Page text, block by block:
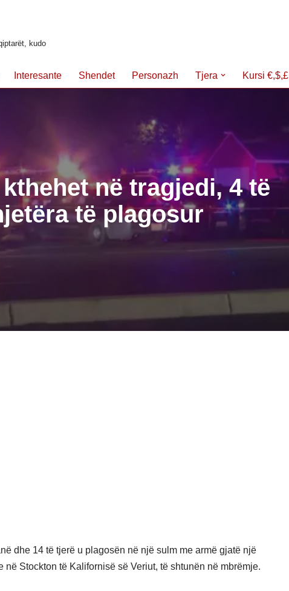
kudo
Interesante Shendet Personazh Tjera Kursi €,$,£
në tragjedi, 4 të
të plagosur
dhe 14 të tjerë u plagosën në një sulm me armë gjatë një
në Stockton të Kalifornisë së Veriut, të shtunën në mbrëmje.